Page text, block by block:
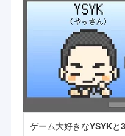
ゲーム大好きなYSYKと